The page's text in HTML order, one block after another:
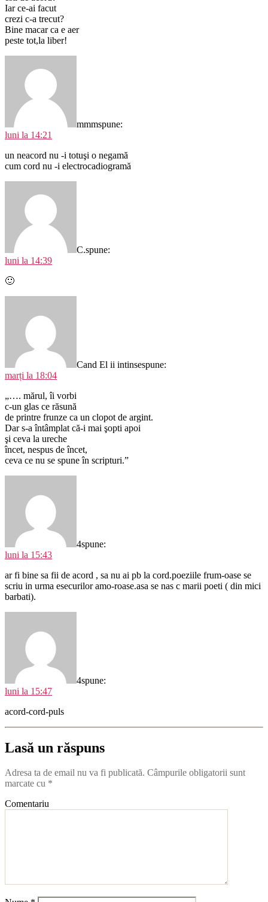
Iar ce-ai facut
crezi c-a trecut?
Bine macar ca e aer
peste tot,la liber!
mmmspune:
luni la 14:21
un neacord nu -i totuşi o negamă
cum cord nu -i electrocadiogramă
C.spune:
luni la 14:39
🙂
Cand El ii intinsespune:
marți la 18:04
„…. mărul, îi vorbi
c-un glas ce răsună
de printre frunze ca un clopot de argint.
Dar s-a întâmplat că-i mai şopti apoi
şi ceva la ureche
încet, nespus de încet,
ceva ce nu se spune în scripturi.”
4spune:
luni la 15:43
ar fi bine sa fii de acord , sa nu ai pb la cord.poeziile frum-oase se
scriu in urma esecurilor amo-roase.asa se nas c marii poeti ( din mici
barbati).
4spune:
luni la 15:47
acord-cord-puls
Lasă un răspuns
Adresa ta de email nu va fi publicată. Câmpurile obligatorii sunt
marcate cu *
Comentariu